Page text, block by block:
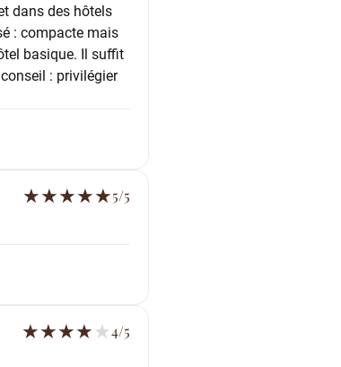
dans des hôtels
: compacte mais
basique. Il suffit
: privilégier
★★★★★5/5
★★★★★4/5